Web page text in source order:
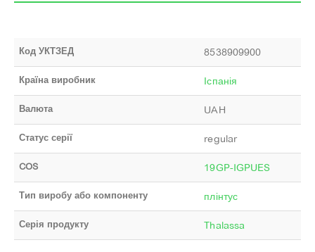
Код УКТЗЕД 8538909900
Країна виробник Іспанія
Валюта UAH
Статус серії regular
COS 19GP-IGPUES
Тип виробу або компоненту плінтус
Серія продукту Thalassa